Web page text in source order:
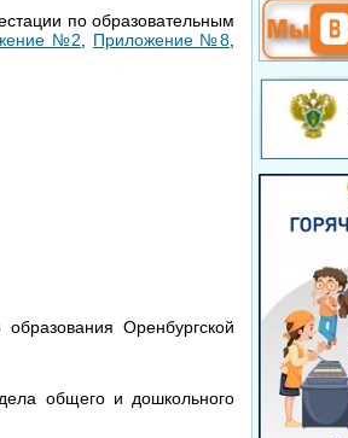
по образовательным
№2 Приложение №8
Оренбургской
общего и дошкольного